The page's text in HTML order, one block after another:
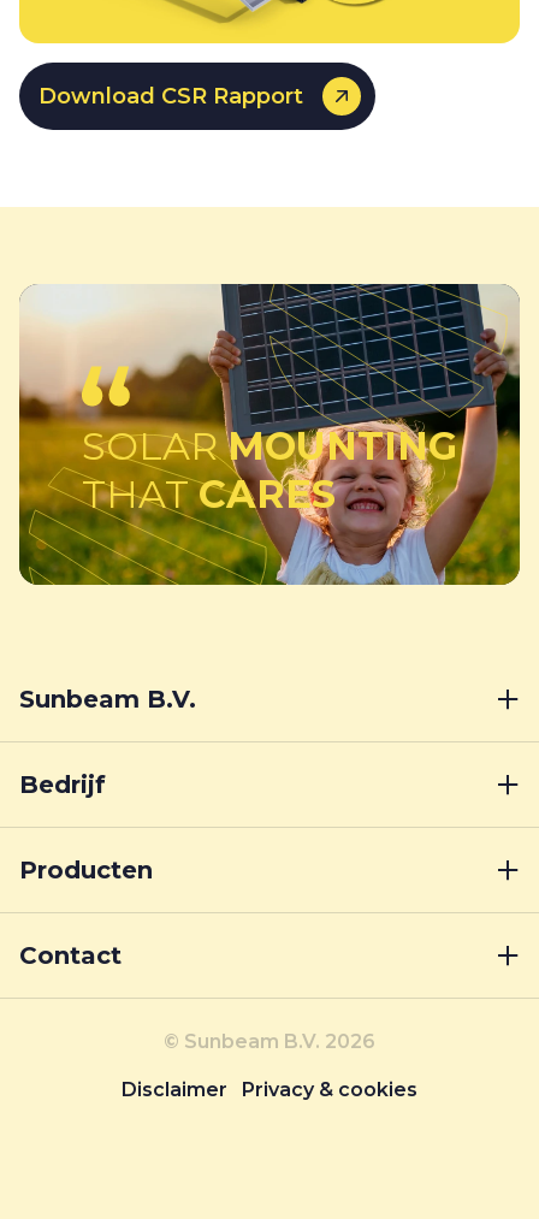
Download CSR Rapport
SOLARMOUNTING
THATCARES
Sunbeam B.V.
Bedrijf
Producten
Contact
© Sunbeam B.V. 2026
Disclaimer Privacy & cookies